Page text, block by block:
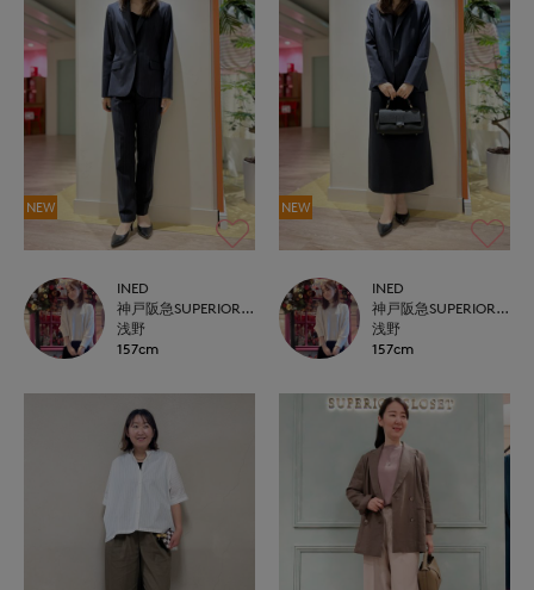
NEW
INED
神戸阪急SUPERIORCLOSET
浅野
157cm
NEW
INED
神戸阪急SUPERIORCLOSET
浅野
157cm